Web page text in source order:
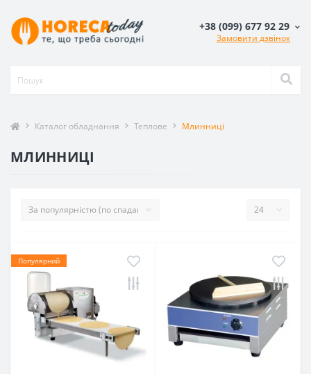
+38 (099) 677 92 29
Замовити дзвінок
Каталог обладнання Теплове Млинниці
МЛИННИЦІ
Популярний